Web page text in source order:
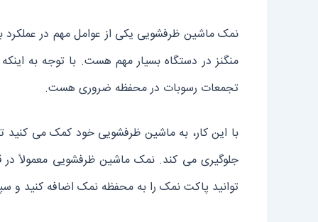
نمک ماشین ظرفشویی یکی از عوامل مهم در
منگنز در دستگاه بسیار مهم هست. با توجه به
تجمعات رسوبات در محفظه ضروری هست.
با این کار، به ماشین ظرفشویی خود کمک می
جلوگیری می کند. نمک ماشین ظرفشویی معمولاً
توانید پاکت نمک را به محفظه نمک اضافه کنید